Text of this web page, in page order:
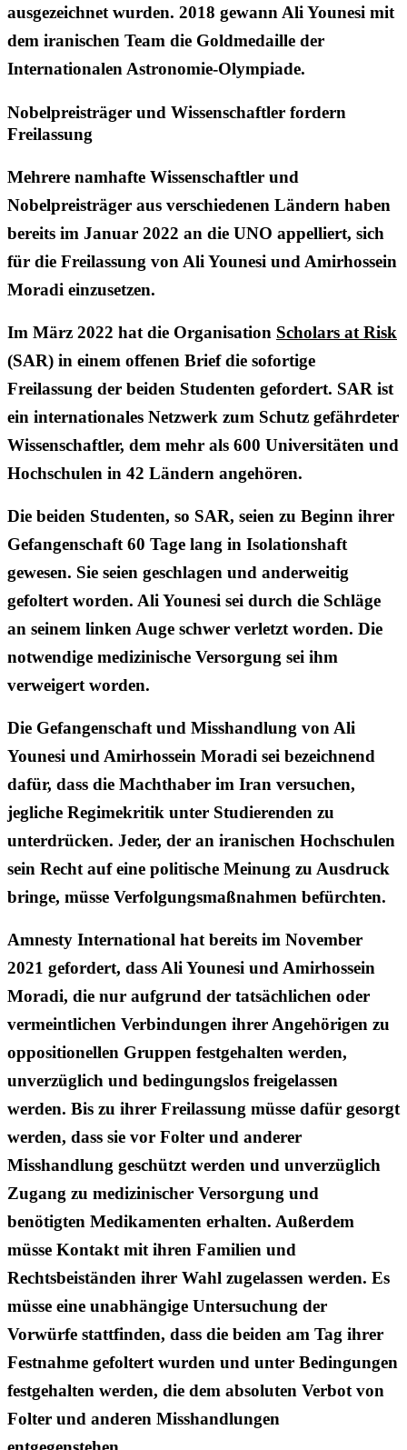
ausgezeichnet wurden. 2018 gewann Ali Younesi mit
dem iranischen Team die Goldmedaille der
Internationalen Astronomie-Olympiade.
Nobelpreisträger und Wissenschaftler fordern
Freilassung
Mehrere namhafte Wissenschaftler und
Nobelpreisträger aus verschiedenen Ländern haben
bereits im Januar 2022 an die UNO appelliert, sich
für die Freilassung von Ali Younesi und Amirhossein
Moradi einzusetzen.
Im März 2022 hat die Organisation Scholars at Risk
(SAR) in einem offenen Brief die sofortige
Freilassung der beiden Studenten gefordert. SAR ist
ein internationales Netzwerk zum Schutz gefährdeter
Wissenschaftler, dem mehr als 600 Universitäten und
Hochschulen in 42 Ländern angehören.
Die beiden Studenten, so SAR, seien zu Beginn ihrer
Gefangenschaft 60 Tage lang in Isolationshaft
gewesen. Sie seien geschlagen und anderweitig
gefoltert worden. Ali Younesi sei durch die Schläge
an seinem linken Auge schwer verletzt worden. Die
notwendige medizinische Versorgung sei ihm
verweigert worden.
Die Gefangenschaft und Misshandlung von Ali
Younesi und Amirhossein Moradi sei bezeichnend
dafür, dass die Machthaber im Iran versuchen,
jegliche Regimekritik unter Studierenden zu
unterdrücken. Jeder, der an iranischen Hochschulen
sein Recht auf eine politische Meinung zu Ausdruck
bringe, müsse Verfolgungsmaßnahmen befürchten.
Amnesty International hat bereits im November
2021 gefordert, dass Ali Younesi und Amirhossein
Moradi, die nur aufgrund der tatsächlichen oder
vermeintlichen Verbindungen ihrer Angehörigen zu
oppositionellen Gruppen festgehalten werden,
unverzüglich und bedingungslos freigelassen
werden. Bis zu ihrer Freilassung müsse dafür gesorgt
werden, dass sie vor Folter und anderer
Misshandlung geschützt werden und unverzüglich
Zugang zu medizinischer Versorgung und
benötigten Medikamenten erhalten. Außerdem
müsse Kontakt mit ihren Familien und
Rechtsbeiständen ihrer Wahl zugelassen werden. Es
müsse eine unabhängige Untersuchung der
Vorwürfe stattfinden, dass die beiden am Tag ihrer
Festnahme gefoltert wurden und unter Bedingungen
festgehalten werden, die dem absoluten Verbot von
Folter und anderen Misshandlungen